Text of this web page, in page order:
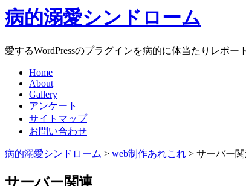
病的溺愛シンドローム
愛するWordPressのプラグインを病的に体当たりレポ
Home
About
Gallery
アンケート
サイトマップ
お問い合わせ
病的溺愛シンドローム > web制作あれこれ > サーバー関
サーバー関連